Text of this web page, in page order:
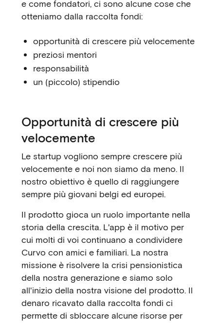
e come fondatori, ci sono alcune cose che
otteniamo dalla raccolta fondi:
opportunità di crescere più velocemente
preziosi mentori
responsabilità
un (piccolo) stipendio
Opportunità di crescere più
velocemente
Le startup vogliono sempre crescere più
velocemente e noi non siamo da meno. Il
nostro obiettivo è quello di raggiungere
sempre più giovani belgi ed europei.
Il prodotto gioca un ruolo importante nella
storia della crescita. L'app è il motivo per
cui molti di voi continuano a condividere
Curvo con amici e familiari. La nostra
missione è risolvere la crisi pensionistica
della nostra generazione e siamo solo
all'inizio della nostra visione del prodotto. Il
denaro ricavato dalla raccolta fondi ci
permette di sbloccare alcune risorse per